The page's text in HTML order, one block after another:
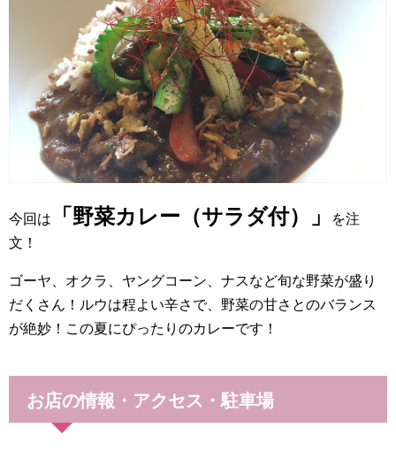
今回は 「野菜カレー（サラダ付）」
を注
文！
ゴーヤ、オクラ、ヤングコーン、ナスなど旬な野菜が盛り
だくさん！ルウは程よい辛さで、野菜の甘さとのバランス
が絶妙！この夏にぴったりのカレーです！
お店の情報・アクセス・駐車場